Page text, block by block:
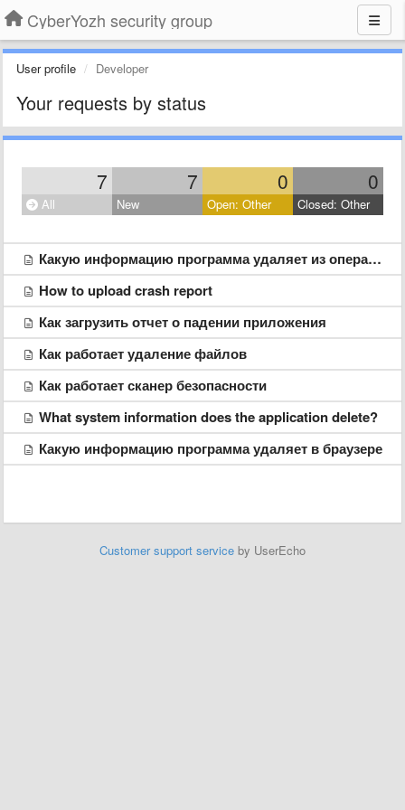
CyberYozh security group
User profile Developer
Your requests by status
7 7 0 0
All New Open: Other Closed: Other
Какую информацию программа удаляет из оперативной памяти
How to upload crash report
Как загрузить отчет о падении приложения
Как работает удаление файлов
Как работает сканер безопасности
What system information does the application delete?
Какую информацию программа удаляет в браузере
Customer support service by UserEcho